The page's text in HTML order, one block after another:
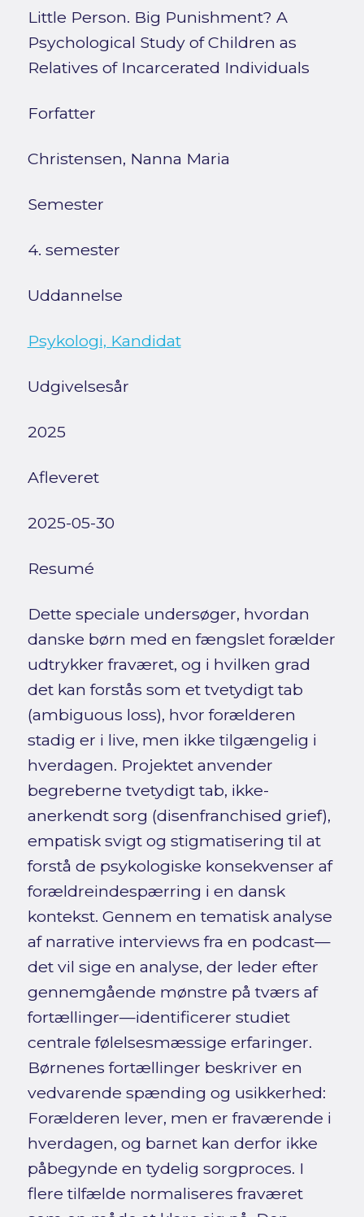
Little Person. Big Punishment? A
Psychological Study of Children as
Relatives of Incarcerated Individuals
Forfatter
Christensen, Nanna Maria
Semester
4. semester
Uddannelse
Psykologi, Kandidat
Udgivelsesår
2025
Afleveret
2025-05-30
Resumé
Dette speciale undersøger, hvordan
danske børn med en fængslet forælder
udtrykker fraværet, og i hvilken grad
det kan forstås som et tvetydigt tab
(ambiguous loss), hvor forælderen
stadig er i live, men ikke tilgængelig i
hverdagen. Projektet anvender
begreberne tvetydigt tab, ikke-
anerkendt sorg (disenfranchised grief),
empatisk svigt og stigmatisering til at
forstå de psykologiske konsekvenser af
forældreindespærring i en dansk
kontekst. Gennem en tematisk analyse
af narrative interviews fra en podcast—
det vil sige en analyse, der leder efter
gennemgående mønstre på tværs af
fortællinger—identificerer studiet
centrale følelsesmæssige erfaringer.
Børnenes fortællinger beskriver en
vedvarende spænding og usikkerhed:
Forælderen lever, men er fraværende i
hverdagen, og barnet kan derfor ikke
påbegynde en tydelig sorgproces. I
flere tilfælde normaliseres fraværet